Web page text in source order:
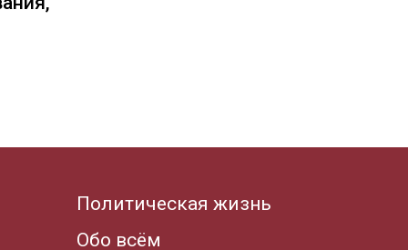
Политическая жизнь
Обо всём